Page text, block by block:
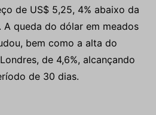
de US$ 5,25, 4% abaixo da
queda do dólar em meados
bem como a alta do
de 4,6%, alcançando
de 30 dias.